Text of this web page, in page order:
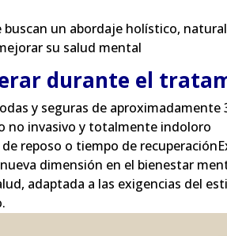
buscan un abordaje holístico,
su salud mental
durante el
y seguras de aproximadamente
no invasivo y totalmente indoloro
reposo o tiempo de
dimensión en el bienestar
adaptada a las exigencias del